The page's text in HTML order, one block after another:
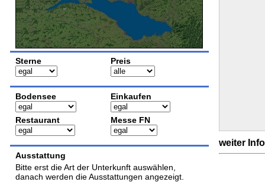
Sterne Preis
Bodensee Einkaufen
Restaurant Messe FN
Ausstattung
Bitte erst die Art der Unterkunft auswählen,
danach werden die Ausstattungen angezeigt.
weiter